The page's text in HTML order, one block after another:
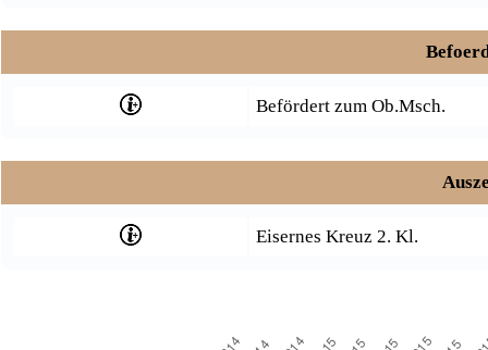
Befördert zum Ob.Msch.
Eisernes Kreuz 2. Kl.